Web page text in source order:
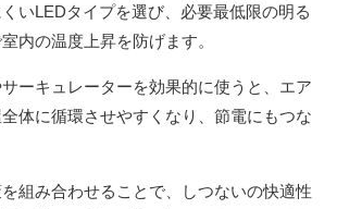
いLEDタイプを選び、必要最低限の明る
内の温度上昇を防げます。
ーキュレーターを効果的に使うと、エア
体に循環させやすくなり、節電にもつな
組み合わせることで、しつないの快適性